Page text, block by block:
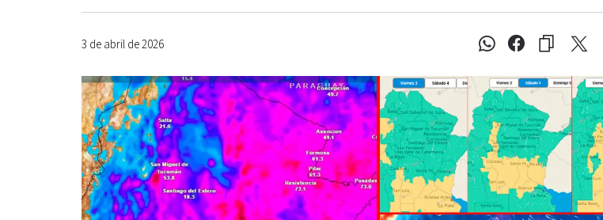
3 de abril de 2026